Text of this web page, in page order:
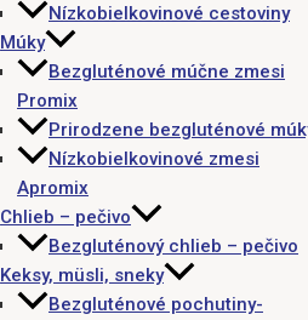
Nízkobielkovinové cestoviny
Múky
Bezgluténové múčne zmesi
Promix
Prirodzene bezgluténové
Nízkobielkovinové zmesi
Apromix
Chlieb – pečivo
Bezgluténový chlieb – pečivo
Keksy, müsli, sneky
Bezgluténové pochutiny-